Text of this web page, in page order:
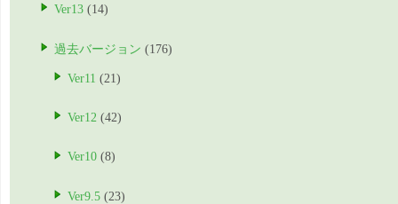
Ver13 (14)
過去バージョン (176)
Ver11 (21)
Ver12 (42)
Ver10 (8)
Ver9.5 (23)